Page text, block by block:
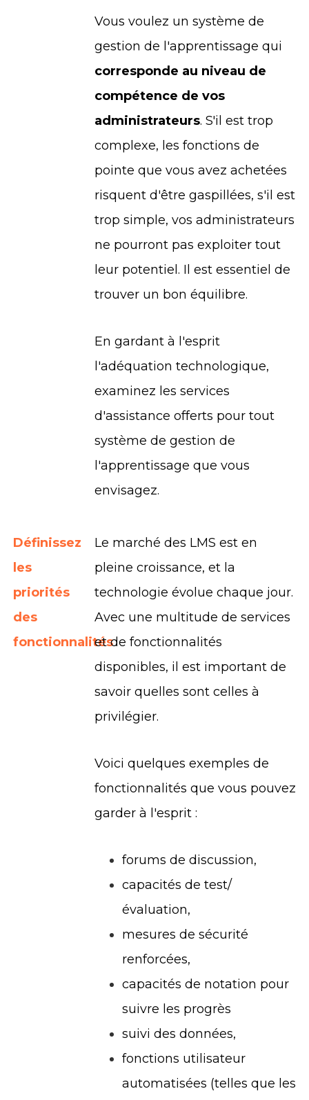
Vous voulez un système de
gestion de l'apprentissage qui
corresponde au niveau de
compétence de vos
administrateurs. S'il est trop
complexe, les fonctions de
pointe que vous avez achetées
risquent d'être gaspillées, s'il est
trop simple, vos administrateurs
ne pourront pas exploiter tout
leur potentiel. Il est essentiel de
trouver un bon équilibre.
En gardant à l'esprit
l'adéquation technologique,
examinez les services
d'assistance offerts pour tout
système de gestion de
l'apprentissage que vous
envisagez.
Définissez
les
priorités
des
fonctionnalités
Le marché des LMS est en
pleine croissance, et la
technologie évolue chaque jour.
Avec une multitude de services
et de fonctionnalités
disponibles, il est important de
savoir quelles sont celles à
privilégier.
Voici quelques exemples de
fonctionnalités que vous pouvez
garder à l'esprit :
forums de discussion,
capacités de test/
évaluation,
mesures de sécurité
renforcées,
capacités de notation pour
suivre les progrès
suivi des données,
fonctions utilisateur
automatisées (telles que les